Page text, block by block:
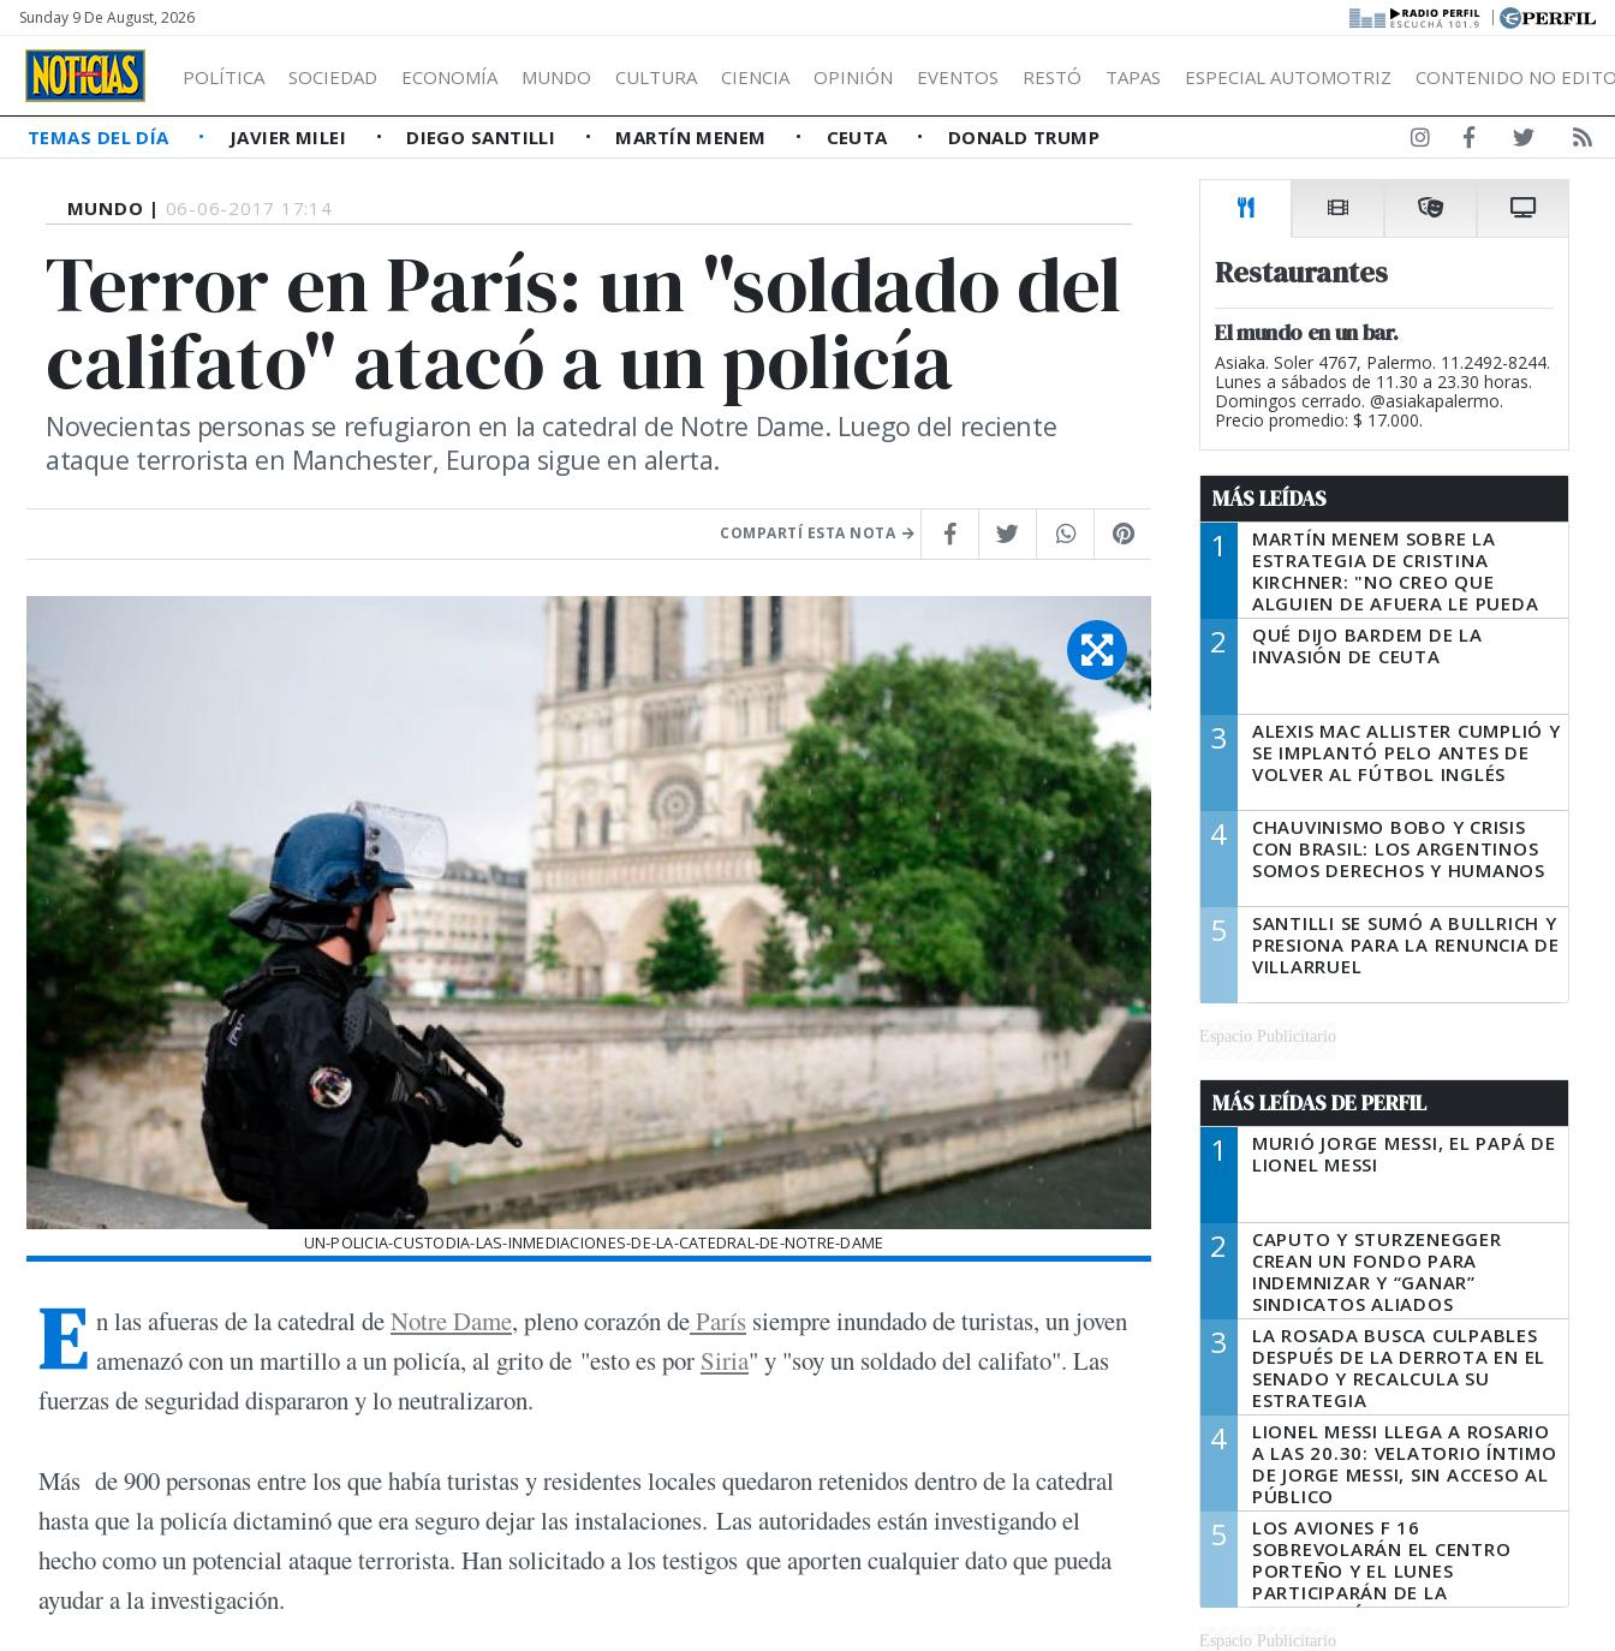
Sunday 9 De August, 2026 |
POLÍTICA SOCIEDAD ECONOMÍA MUNDO CULTURA CIENCIA OPINIÓN EVENTOS RESTÓ TAPAS ESPECIAL AUTOMOTRIZ CONTENIDO NO
TEMAS DEL DÍA JAVIER MILEI DIEGO SANTILLI MARTÍN MENEM CEUTA DONALD TRUMP
MUNDO | 06-06-2017 17:14
Terror en París: un "soldado del
califato" atacó a un policía
Novecientas personas se refugiaron en la catedral de Notre Dame. Luego del reciente
ataque terrorista en Manchester, Europa sigue en alerta.
COMPARTÍ ESTA NOTA
UN-POLICIA-CUSTODIA-LAS-INMEDIACIONES-DE-LA-CATEDRAL-DE-NOTRE-DAME
E n las afueras de la catedral deNotre Dame, pleno corazón deParís siempre inundado de turistas, un joven
amenazó con un martillo a un policía, al grito de "esto es por Siria" y "soy un soldado del califato". Las
fuerzas de seguridad dispararon y lo neutralizaron.
Más de 900 personas entre los que había turistas y residentes locales quedaron retenidos dentro de la catedral
hasta que la policía dictaminó que era seguro dejar las instalaciones. Las autoridades están investigando el
hecho como un potencial ataque terrorista. Han solicitado a los testigos que aporten cualquier dato que pueda
ayudar a la investigación.
Restaurantes
El mundo en un bar.
Asiaka. Soler 4767, Palermo. 11.2492-8244.
Lunes a sábados de 11.30 a 23.30 horas.
Domingos cerrado. @asiakapalermo.
Precio promedio: $ 17.000.
MÁS LEÍDAS
1
MARTÍN MENEM SOBRE LA
ESTRATEGIA DE CRISTINA
KIRCHNER: "NO CREO QUE
ALGUIEN DE AFUERA LE PUEDA
DECIR A LA JUSTICIA LO QUE
TIENE QUE HACER"
2
QUÉ DIJO BARDEM DE LA
INVASIÓN DE CEUTA
3
ALEXIS MAC ALLISTER CUMPLIÓ Y
SE IMPLANTÓ PELO ANTES DE
VOLVER AL FÚTBOL INGLÉS
4
CHAUVINISMO BOBO Y CRISIS
CON BRASIL: LOS ARGENTINOS
SOMOS DERECHOS Y HUMANOS
5
SANTILLI SE SUMÓ A BULLRICH Y
PRESIONA PARA LA RENUNCIA DE
VILLARRUEL
Espacio Publicitario
MÁS LEÍDAS DE PERFIL
1
MURIÓ JORGE MESSI, EL PAPÁ DE
LIONEL MESSI
2
CAPUTO Y STURZENEGGER
CREAN UN FONDO PARA
INDEMNIZAR Y “GANAR”
SINDICATOS ALIADOS
3
LA ROSADA BUSCA CULPABLES
DESPUÉS DE LA DERROTA EN EL
SENADO Y RECALCULA SU
ESTRATEGIA
4
LIONEL MESSI LLEGA A ROSARIO
A LAS 20.30: VELATORIO ÍNTIMO
DE JORGE MESSI, SIN ACCESO AL
PÚBLICO
5
LOS AVIONES F 16
SOBREVOLARÁN EL CENTRO
PORTEÑO Y EL LUNES
PARTICIPARÁN DE LA
CELEBRACIÓN DE LA FUERZA
AÉREA
Espacio Publicitario